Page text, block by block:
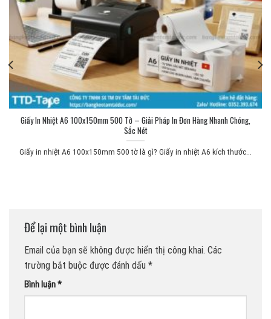
Giấy In Nhiệt A6 100x150mm 500 Tờ – Giải Pháp In Đơn Hàng Nhanh Chóng,
Sắc Nét
Giấy in nhiệt A6 100x150mm 500 tờ là gì? Giấy in nhiệt A6 kích thước...
Để lại một bình luận
Email của bạn sẽ không được hiển thị công khai. Các
trường bắt buộc được đánh dấu *
Bình luận*